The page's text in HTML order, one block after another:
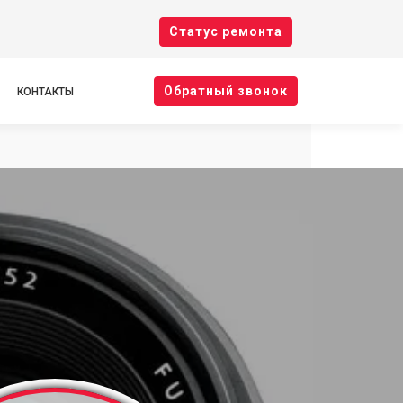
Cтатус ремонта
КОНТАКТЫ Oбратный звонок